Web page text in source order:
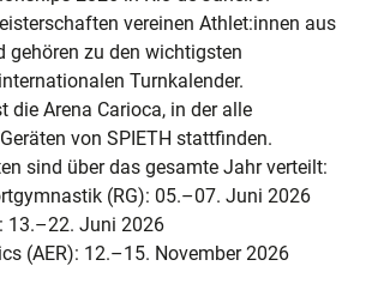
vereinen Athlet:innen aus
gehören zu den wichtigsten
Turnkalender.
die Arena Carioca, in der alle
von SPIETH stattfinden.
sind über das gesamte Jahr verteilt:
(RG): 05.–07. Juni 2026
13.–22. Juni 2026
(AER): 12.–15. November 2026